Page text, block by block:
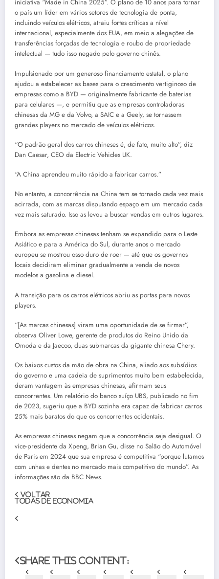
iniciativa “Made in China 2025”. O plano de 10 anos para tornar
o país um líder em vários setores de tecnologia de ponta,
incluindo veículos elétricos, atraiu fortes críticas a nível
internacional, especialmente dos EUA, em meio a alegações de
transferências forçadas de tecnologia e roubo de propriedade
intelectual — tudo isso negado pelo governo chinês.
Impulsionado por um generoso financiamento estatal, o plano
ajudou a estabelecer as bases para o crescimento vertiginoso de
empresas como a BYD — originalmente fabricante de baterias
para celulares —, e permitiu que as empresas controladoras
chinesas da MG e da Volvo, a SAIC e a Geely, se tornassem
grandes players no mercado de veículos elétricos.
“O padrão geral dos carros chineses é, de fato, muito alto”, diz
Dan Caesar, CEO da Electric Vehicles UK.
“A China aprendeu muito rápido a fabricar carros.”
No entanto, a concorrência na China tem se tornado cada vez mais
acirrada, com as marcas disputando espaço em um mercado cada
vez mais saturado. Isso as levou a buscar vendas em outros lugares.
Embora as empresas chinesas tenham se expandido para o Leste
Asiático e para a América do Sul, durante anos o mercado
europeu se mostrou osso duro de roer — até que os governos
locais decidiram eliminar gradualmente a venda de novos
modelos a gasolina e diesel.
A transição para os carros elétricos abriu as portas para novos
players.
“[As marcas chinesas] viram uma oportunidade de se firmar”,
observa Oliver Lowe, gerente de produtos do Reino Unido da
Omoda e da Jaecoo, duas submarcas da gigante chinesa Chery.
Os baixos custos da mão de obra na China, aliado aos subsídios
do governo e uma cadeia de suprimentos muito bem estabelecida,
deram vantagem às empresas chinesas, afirmam seus
concorrentes. Um relatório do banco suíço UBS, publicado no fim
de 2023, sugeriu que a BYD sozinha era capaz de fabricar carros
25% mais baratos do que os concorrentes ocidentais.
As empresas chinesas negam que a concorrência seja desigual. O
vice-presidente da Xpeng, Brian Gu, disse no Salão do Automóvel
de Paris em 2024 que sua empresa é competitiva “porque lutamos
com unhas e dentes no mercado mais competitivo do mundo”. As
informações são da BBC News.
Voltar
Todas de Economia
Share this content: